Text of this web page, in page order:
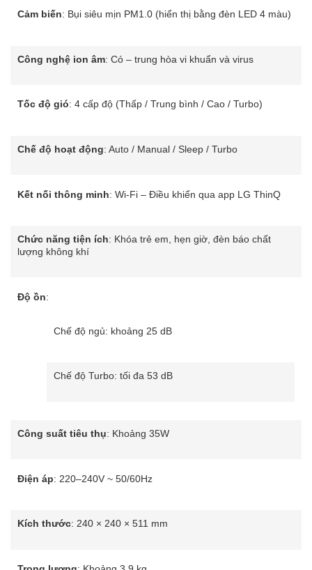
Cảm biến: Bụi siêu mịn PM1.0 (hiển thị bằng đèn LED 4 màu)
Công nghệ ion âm: Có – trung hòa vi khuẩn và virus
Tốc độ gió: 4 cấp độ (Thấp / Trung bình / Cao / Turbo)
Chế độ hoạt động: Auto / Manual / Sleep / Turbo
Kết nối thông minh: Wi-Fi – Điều khiển qua app LG ThinQ
Chức năng tiện ích: Khóa trẻ em, hẹn giờ, đèn báo chất
lượng không khí
Độ ồn:
Chế độ ngủ: khoảng 25 dB
Chế độ Turbo: tối đa 53 dB
Công suất tiêu thụ: Khoảng 35W
Điện áp: 220–240V ~ 50/60Hz
Kích thước: 240 × 240 × 511 mm